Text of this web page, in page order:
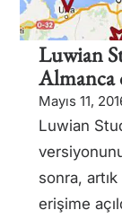
Luwian
Almanca
Mayıs 11,
Luwian
sonra,
erişime